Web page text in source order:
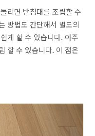
리면 받침대를 조립할 수
방법도 간단해서 별도의
게 할 수 있습니다. 아주
할 수 있습니다. 이 점은